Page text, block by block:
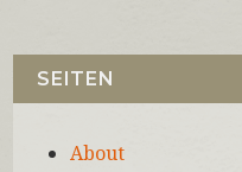
SEITEN
About